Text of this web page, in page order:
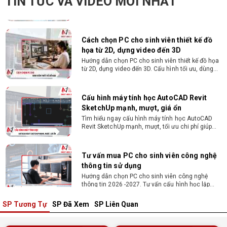
xem ngay cách chọn laptop cho sinh viên học
họa từ 2D, dựng video đến 3D
Hướng dẫn chọn PC cho sinh viên thiết kế đồ họa
từ 2D, dựng video đến 3D. Cấu hình tối ưu, dùng
bền 4 năm đại học. Tư vấn lắp đặt tại Vi Tính
SketchUp mạnh, mượt, giá ổn
Tìm hiểu ngay cấu hình máy tính học AutoCAD
Revit SketchUp mạnh, mượt, tối ưu chi phí giúp
dân thiết kế, kiến trúc vận hành mượt mà, không
thông tin sử dụng
Hướng dẫn chọn PC cho sinh viên công nghệ
thông tin 2026 -2027. Tư vấn cấu hình học lập
trình, chạy Docker, máy ảo, Android Studio tối ưu
Sinh viên nên mua laptop hay PC ?
SP Tương Tự SP Đã Xem SP Liên Quan